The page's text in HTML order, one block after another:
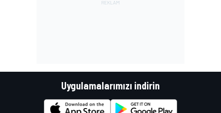
Uygulamalarımızı indirin